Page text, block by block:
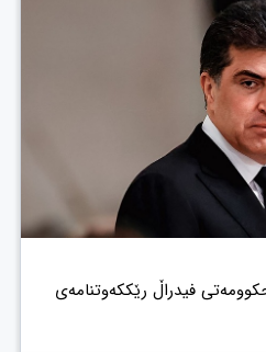
فیدراڵ رێککەوتنامەی